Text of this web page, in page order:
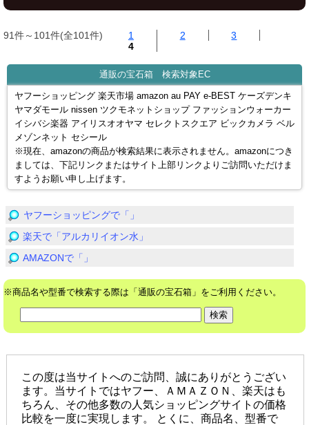
91件～101件(全101件) 1 2
3
4
通販の宝石箱 検索対象EC
ヤフーショッピング 楽天市場 amazon au PAY e-BEST ケーズデンキ
ヤマダモール nissen ツクモネットショップ ファッションウォーカー
イシバシ楽器 アイリスオオヤマ セレクトスクエア ビックカメラ ベル
メゾンネット セシール
※現在、amazonの商品が検索結果に表示されません。amazonにつき
ましては、下記リンクまたはサイト上部リンクよりご訪問いただけま
すようお願い申し上げます。
ヤフーショッピングで「」
楽天で「アルカリイオン水」
AMAZONで「」
※商品名や型番で検索する際は「通販の宝石箱」をご利用ください。
この度は当サイトへのご訪問、誠にありがとうござい
ます。当サイトではヤフー、ＡＭＡＺＯＮ、楽天はも
ちろん、その他多数の人気ショッピングサイトの価格
比較を一度に実現します。 とくに、商品名、型番で